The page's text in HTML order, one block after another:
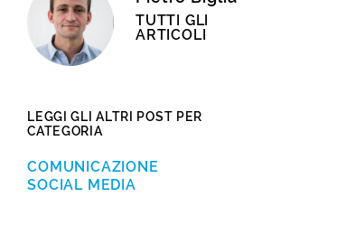
TUTTI GLI
ARTICOLI
LEGGI GLI ALTRI POST PER
CATEGORIA
COMUNICAZIONE
SOCIAL MEDIA